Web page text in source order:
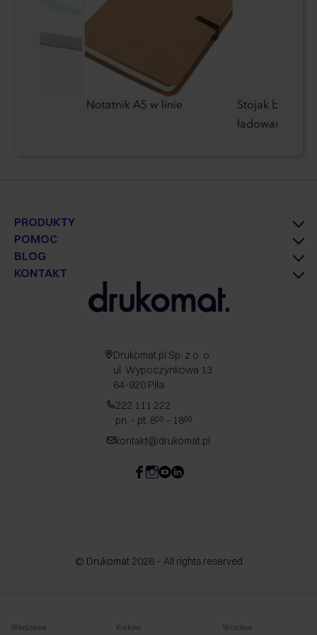
Notatnik A5 w linie
Stojak
ładowarką
PRODUKTY
POMOC
BLOG
KONTAKT
Drukomat.pl Sp. z o. o.
ul. Wypoczynkowa 13
64-920 Piła
222 111 222
pn. - pt. 800 - 1800
kontakt@drukomat.pl
© Drukomat 2026 – All rights reserved
Warszawa Kraków Wrocław